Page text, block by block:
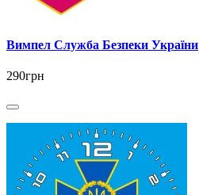
Вимпел Служба Безпеки України
290грн